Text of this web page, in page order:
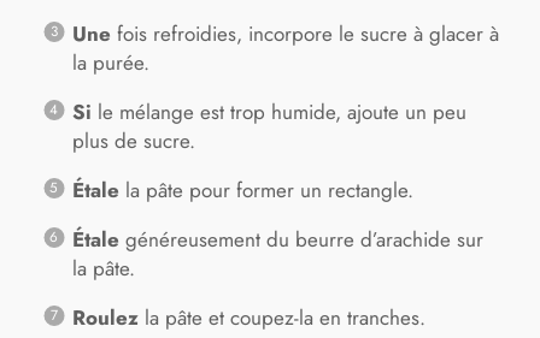
Une fois refroidies, incorpore le sucre à glacer à
la purée.
Si le mélange est trop humide, ajoute un peu
plus de sucre.
Étale la pâte pour former un rectangle.
Étale généreusement du beurre d’arachide sur
la pâte.
Roulezla pâte et coupez-la en tranches.